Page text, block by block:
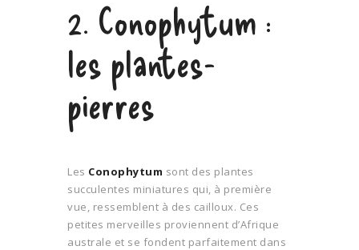
2. Conophytum :
les plantes-
pierres
Les Conophytum sont des plantes
succulentes miniatures qui, à première
vue, ressemblent à des cailloux. Ces
petites merveilles proviennent d’Afrique
australe et se fondent parfaitement dans